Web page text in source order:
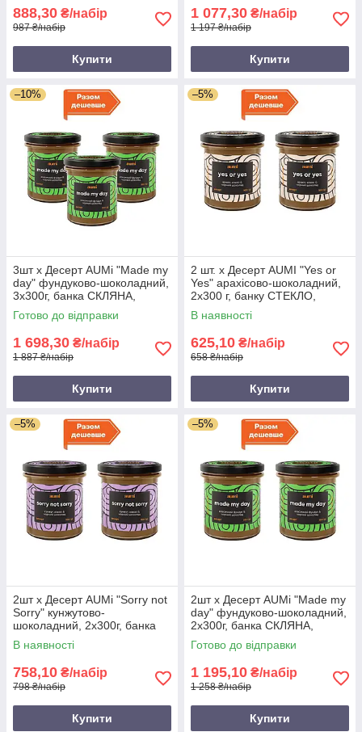
888,30 ₴/набір
987 ₴/набір
Купити
1 077,30 ₴/набір
1 197 ₴/набір
Купити
–10%
3шт х Десерт AUMi "Made my
day" фундуково-шоколадний,
3х300г, банка СКЛЯНА,
фундукова паста з чорним
шоколадом
Готово до відправки
1 698,30 ₴/набір
1 887 ₴/набір
Купити
–5%
2 шт. х Десерт AUMI "Yes or
Yes" арахісово-шоколадний,
2х300 г, банку СТЕКЛО,
арахісова паста, шоколад і
кокос
В наявності
625,10 ₴/набір
658 ₴/набір
Купити
–5%
2шт х Десерт AUMi "Sorry not
Sorry" кунжутово-
шоколадний, 2х300г, банка
СКЛЯНА, тахіні з чорним
шоколадом
В наявності
758,10 ₴/набір
798 ₴/набір
Купити
–5%
2шт х Десерт AUMi "Made my
day" фундуково-шоколадний,
2х300г, банка СКЛЯНА,
фундукова паста з чорним
шоколадом
Готово до відправки
1 195,10 ₴/набір
1 258 ₴/набір
Купити